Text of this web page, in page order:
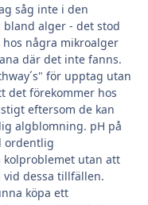
såg inte i den
alger - det stod
några mikroalger
där det inte fanns.
för upptag utan
det förekommer hos
eftersom de kan
algblomning. pH på
ordentlig
kolproblemet utan att
dessa tillfällen.
köpa ett